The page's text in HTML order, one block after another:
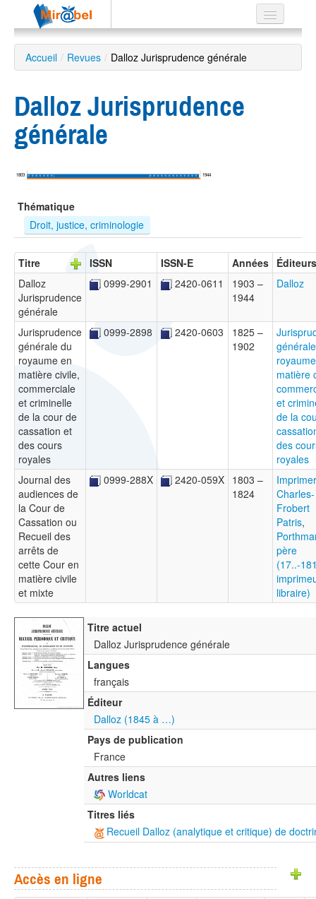
Le réseau
Soutien
Listes
Recherche
EN
ES
?
Accueil / Revues / Dalloz Jurisprudence générale
Dalloz Jurisprudence
générale
1803 1944
Thématique
Droit, justice, criminologie
Titre ISSN ISSN-E Années Éditeurs
Dalloz
Jurisprudence
générale
0999-2901 2420-0611
1903 –
1944
Dalloz
Jurisprudence
générale du
royaume en
matière civile,
commerciale
et criminelle
de la cour de
cassation et
des cours
royales
0999-2898 2420-0603
1825 –
1902
matière
et
de la
des
royales
Journal des
audiences de
la Cour de
Cassation ou
Recueil des
arrêts de
cette Cour en
matière civile
et mixte
0999-288X 2420-059X 1803 –
1824
Charles-
Frobert
Patris,
père
(17..-
libraire)
Titre actuel
Dalloz Jurisprudence générale
Langues
français
Éditeur
Dalloz (1845 à …)
Pays de publication
France
Autres liens
Worldcat
Titres liés
Recueil Dalloz (analytique et critique) de
Accès en ligne